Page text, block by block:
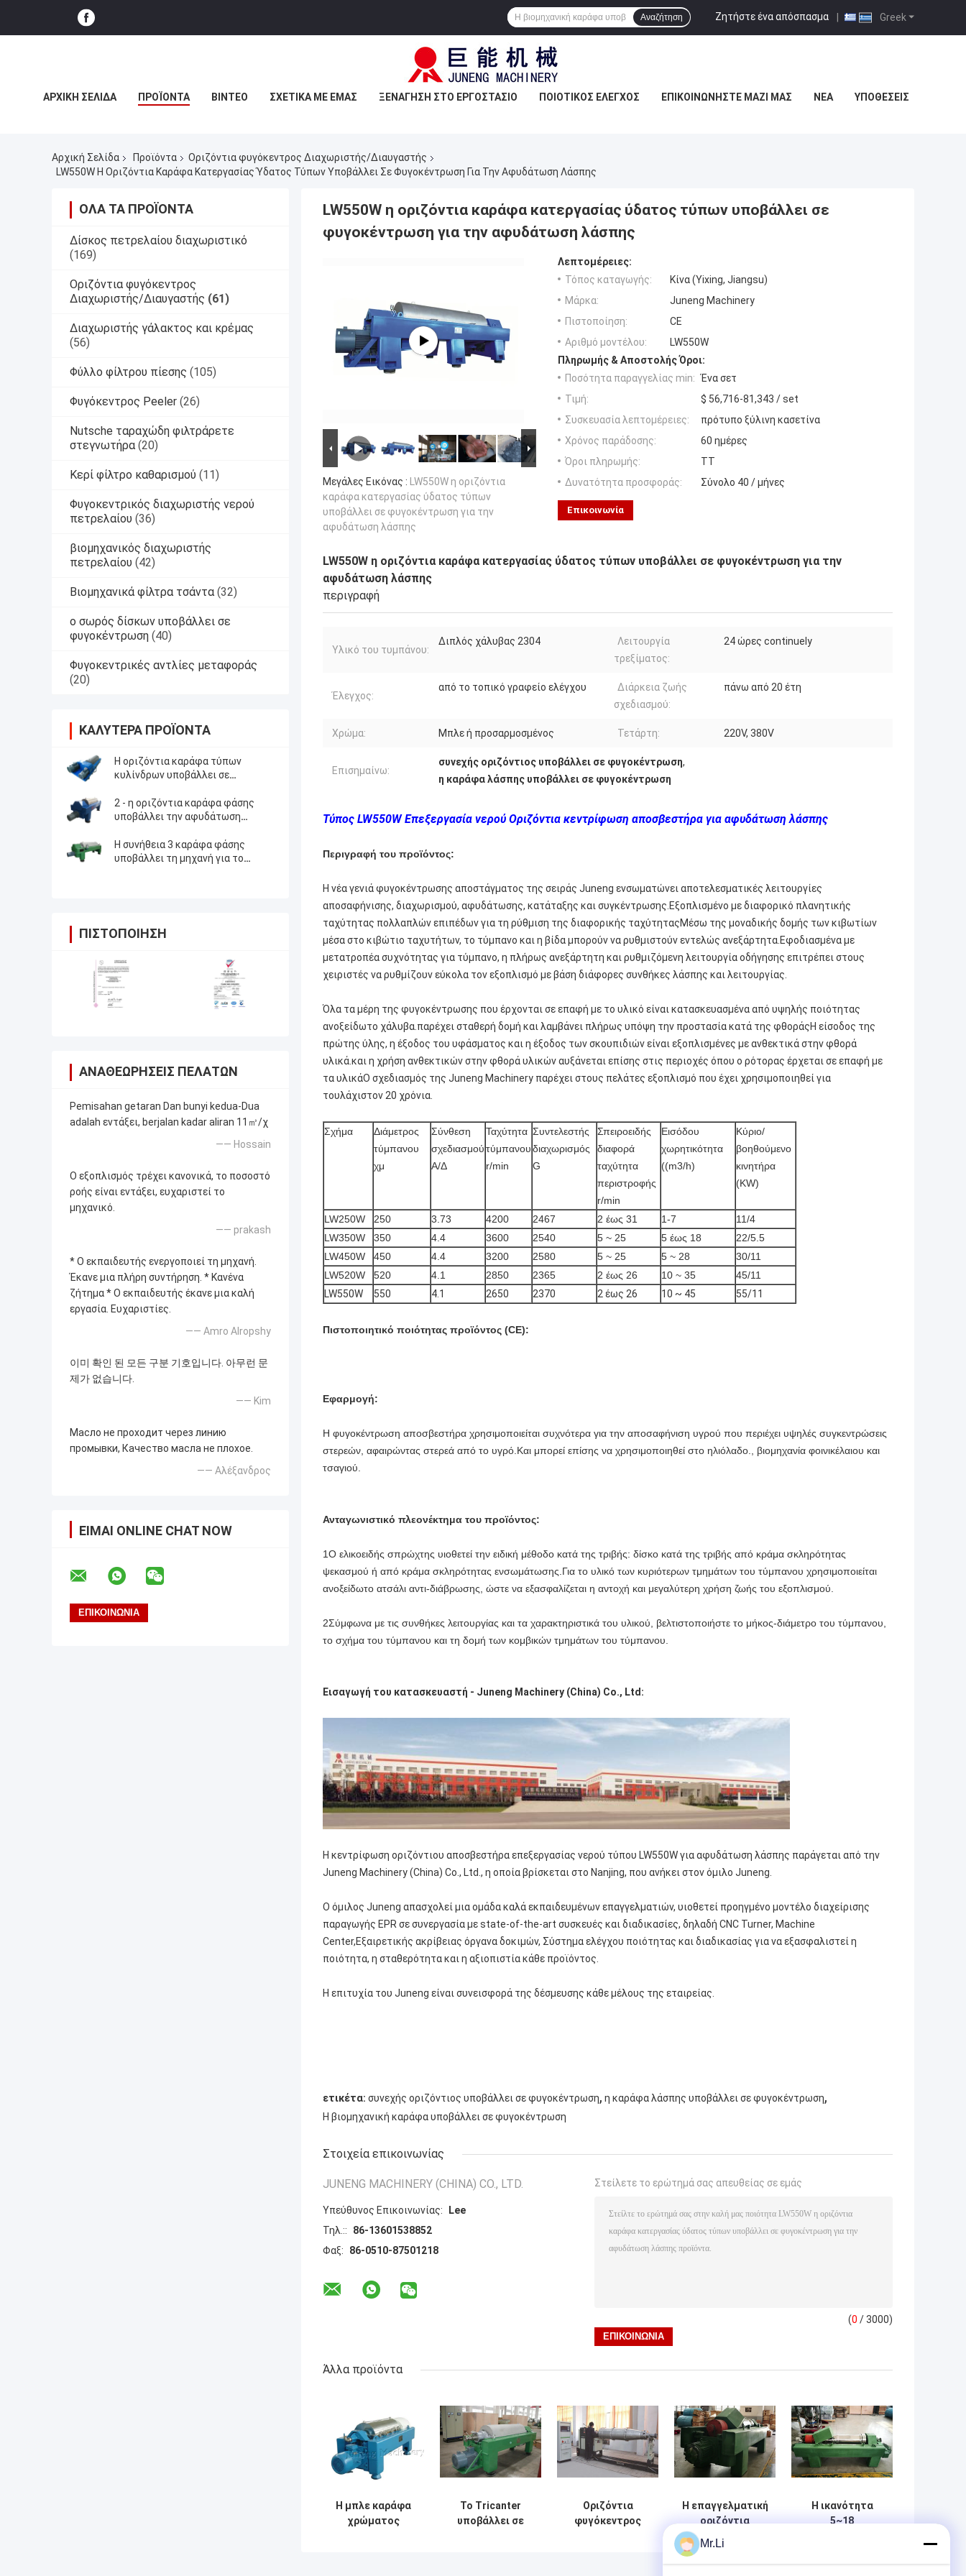
Greek
Ζητήστε ένα απόσπασμα |
Αναζήτηση
ΑΡΧΙΚΉ ΣΕΛΊΔΑ ΠΡΟΪΌΝΤΑ ΒΊΝΤΕΟ ΣΧΕΤΙΚΆ ΜΕ ΕΜΆΣ ΞΕΝΆΓΗΣΗ ΣΤΟ ΕΡΓΟΣΤΆΣΙΟ ΠΟΙΟΤΙΚΌΣ ΈΛΕΓΧΟΣ ΕΠΙΚΟΙΝΩΝΉΣΤΕ ΜΑΖΊ ΜΑΣ ΝΈΑ ΥΠΟΘΈΣΕΙΣ
Αρχική Σελίδα Προϊόντα
Οριζόντια φυγόκεντρος Διαχωριστής/Διαυγαστής
LW550W Η Οριζόντια Καράφα Κατεργασίας Ύδατος Τύπων Υποβάλλει Σε Φυγοκέντρωση Για Την Αφυδάτωση Λάσπης
ΌΛΑ ΤΑ ΠΡΟΪΌΝΤΑ
Δίσκος πετρελαίου διαχωριστικό
(169)
Οριζόντια φυγόκεντρος
Διαχωριστής/Διαυγαστής (61)
Διαχωριστής γάλακτος και κρέμας
(56)
Φύλλο φίλτρου πίεσης (105)
Φυγόκεντρος Peeler (26)
Nutsche ταραχώδη φιλτράρετε
στεγνωτήρα (20)
Κερί φίλτρο καθαρισμού (11)
Φυγοκεντρικός διαχωριστής νερού
πετρελαίου (36)
βιομηχανικός διαχωριστής
πετρελαίου (42)
Βιομηχανικά φίλτρα τσάντα (32)
ο σωρός δίσκων υποβάλλει σε
φυγοκέντρωση (40)
Φυγοκεντρικές αντλίες μεταφοράς
(20)
ΚΑΛΎΤΕΡΑ ΠΡΟΪΌΝΤΑ
Η οριζόντια καράφα τύπων
κυλίνδρων υποβάλλει σε
αποβλήτων
2 - η οριζόντια καράφα φάσης
υποβάλλει την αφυδάτωση
φυγοκέντρωση
Η συνήθεια 3 καράφα φάσης
υποβάλλει τη μηχανή για το
ΠΙΣΤΟΠΟΊΗΣΗ
ΑΝΑΘΕΩΡΉΣΕΙΣ ΠΕΛΑΤΏΝ
Pemisahan getaran Dan bunyi kedua-Dua
adalah εντάξει, berjalan kadar aliran 11㎥/χ
—— Hossain
Ο εξοπλισμός τρέχει κανονικά, το ποσοστό
ροής είναι εντάξει, ευχαριστεί το
μηχανικό.
—— prakash
* Ο εκπαιδευτής ενεργοποιεί τη μηχανή.
Έκανε μια πλήρη συντήρηση. * Κανένα
ζήτημα * Ο εκπαιδευτής έκανε μια καλή
εργασία. Ευχαριστίες.
—— Amro Alropshy
이미 확인 된 모든 구분 기호입니다. 아무런 문
제가 없습니다.
—— Kim
Масло не проходит через линию
промывки, Качество масла не плохое.
—— Αλέξανδρος
ΕΊΜΑΙ ONLINE CHAT NOW
LW550W η οριζόντια καράφα κατεργασίας ύδατος τύπων υποβάλλει σε
φυγοκέντρωση για την αφυδάτωση λάσπης
Μεγάλες Εικόνας : LW550W η οριζόντια
καράφα κατεργασίας ύδατος τύπων
υποβάλλει σε φυγοκέντρωση για την
αφυδάτωση λάσπης
Λεπτομέρειες:
Τόπος καταγωγής:
Κίνα (Yixing, Jiangsu)
Μάρκα:
Juneng Machinery
Πιστοποίηση:
CE
Αριθμό μοντέλου:
LW550W
Πληρωμής & Αποστολής Όροι:
Ποσότητα παραγγελίας min: Ένα σετ
Τιμή:
$ 56,716-81,343 / set
Συσκευασία λεπτομέρειες:
πρότυπο ξύλινη κασετίνα
Χρόνος παράδοσης:
60 ημέρες
Όροι πληρωμής:
TT
Δυνατότητα προσφοράς:
Σύνολο 40 / μήνες
Επικοινωνία
LW550W η οριζόντια καράφα κατεργασίας ύδατος τύπων υποβάλλει σε φυγοκέντρωση για την
αφυδάτωση λάσπης
περιγραφή
Υλικό του τυμπάνου:
Διπλός χάλυβας 2304
Λειτουργία
τρεξίματος:
24 ώρες continuely
Έλεγχος:
από το τοπικό γραφείο ελέγχου
Διάρκεια ζωής
σχεδιασμού:
πάνω από 20 έτη
Χρώμα: Μπλε ή προσαρμοσμένος Τετάρτη: 220V, 380V
Επισημαίνω:
συνεχής οριζόντιος υποβάλλει σε φυγοκέντρωση,
η καράφα λάσπης υποβάλλει σε φυγοκέντρωση
Τύπος LW550W Επεξεργασία νερού Οριζόντια κεντρίφωση αποσβεστήρα για αφυδάτωση λάσπης
Περιγραφή του προϊόντος:
Η νέα γενιά φυγοκέντρωσης αποστάγματος της σειράς Juneng ενσωματώνει αποτελεσματικές λειτουργίες
αποσαφήνισης, διαχωρισμού, αφυδάτωσης, κατάταξης και συγκέντρωσης.Εξοπλισμένο με διαφορικό πλανητικής
ταχύτητας πολλαπλών επιπέδων για τη ρύθμιση της διαφορικής ταχύτηταςΜέσω της μοναδικής δομής των κιβωτίων
μέσα στο κιβώτιο ταχυτήτων, το τύμπανο και η βίδα μπορούν να ρυθμιστούν εντελώς ανεξάρτητα.Εφοδιασμένα με
μετατροπέα συχνότητας για τύμπανο, η πλήρως ανεξάρτητη και ρυθμιζόμενη λειτουργία οδήγησης επιτρέπει στους
χειριστές να ρυθμίζουν εύκολα τον εξοπλισμό με βάση διάφορες συνθήκες λάσπης και λειτουργίας.
Όλα τα μέρη της φυγοκέντρωσης που έρχονται σε επαφή με το υλικό είναι κατασκευασμένα από υψηλής ποιότητας
ανοξείδωτο χάλυβα.παρέχει σταθερή δομή και λαμβάνει πλήρως υπόψη την προστασία κατά της φθοράςΗ είσοδος της
πρώτης ύλης, η έξοδος του υφάσματος και η έξοδος των σκουπιδιών είναι εξοπλισμένες με ανθεκτικά στην φθορά
υλικά.και η χρήση ανθεκτικών στην φθορά υλικών αυξάνεται επίσης στις περιοχές όπου ο ρότορας έρχεται σε επαφή με
τα υλικάΟ σχεδιασμός της Juneng Machinery παρέχει στους πελάτες εξοπλισμό που έχει χρησιμοποιηθεί για
τουλάχιστον 20 χρόνια.
Σχήμα
Διάμετρος
τύμπανου
χμ
Σύνθεση
σχεδιασμού
Α/Δ
Ταχύτητα
τύμπανου
r/min
Συντελεστής
διαχωρισμός
G
Σπειροειδής
διαφορά
ταχύτητα
περιστροφής
r/min
Εισόδου
χωρητικότητα
((m3/h)
Κύριο/
βοηθούμενο
κινητήρα
(KW)
LW250W 250 3.73 4200 2467 2 έως 31 1-7
11/4
LW350W
350 4.4 3600 2540 5 ~ 25 5 έως 18
22/5.5
LW450W
450 4.4 3200 2580 5 ~ 25 5 ~ 28
30/11
LW520W
520 4.1 2850 2365 2 έως 26 10 ~ 35
45/11
LW550W
550 4.1 2650 2370 2 έως 26 10 ~ 45 55/11
Πιστοποιητικό ποιότητας προϊόντος (CE):
Εφαρμογή:
Η φυγοκέντρωση αποσβεστήρα χρησιμοποιείται συχνότερα για την αποσαφήνιση υγρού που περιέχει υψηλές συγκεντρώσεις
στερεών, αφαιρώντας στερεά από το υγρό.Και μπορεί επίσης να χρησιμοποιηθεί στο ηλιόλαδο., βιομηχανία φοινικέλαιου και
τσαγιού.
Ανταγωνιστικό πλεονέκτημα του προϊόντος:
1Ο ελικοειδής σπρώχτης υιοθετεί την ειδική μέθοδο κατά της τριβής: δίσκο κατά της τριβής από κράμα σκληρότητας
ψεκασμού ή από κράμα σκληρότητας ενσωμάτωσης.Για το υλικό των κυριότερων τμημάτων του τύμπανου χρησιμοποιείται
ανοξείδωτο ατσάλι αντι-διάβρωσης, ώστε να εξασφαλίζεται η αντοχή και μεγαλύτερη χρήση ζωής του εξοπλισμού.
2Σύμφωνα με τις συνθήκες λειτουργίας και τα χαρακτηριστικά του υλικού, βελτιστοποιήστε το μήκος-διάμετρο του τύμπανου,
το σχήμα του τύμπανου και τη δομή των κομβικών τμημάτων του τύμπανου.
Εισαγωγή του κατασκευαστή - Juneng Machinery (China) Co., Ltd:
Η κεντρίφωση οριζόντιου αποσβεστήρα επεξεργασίας νερού τύπου LW550W για αφυδάτωση λάσπης παράγεται από την
Juneng Machinery (China) Co., Ltd., η οποία βρίσκεται στο Nanjing, που ανήκει στον όμιλο Juneng.
Ο όμιλος Juneng απασχολεί μια ομάδα καλά εκπαιδευμένων επαγγελματιών, υιοθετεί προηγμένο μοντέλο διαχείρισης
παραγωγής EPR σε συνεργασία με state-of-the-art συσκευές και διαδικασίες, δηλαδή CNC Turner, Machine
Center,Εξαιρετικής ακρίβειας όργανα δοκιμών, Σύστημα ελέγχου ποιότητας και διαδικασίας για να εξασφαλιστεί η
ποιότητα, η σταθερότητα και η αξιοπιστία κάθε προϊόντος.
Η επιτυχία του Juneng είναι συνεισφορά της δέσμευσης κάθε μέλους της εταιρείας.
ετικέτα: συνεχής οριζόντιος υποβάλλει σε φυγοκέντρωση, η καράφα λάσπης υποβάλλει σε φυγοκέντρωση,
Η βιομηχανική καράφα υποβάλλει σε φυγοκέντρωση
Στοιχεία επικοινωνίας
JUNENG MACHINERY (CHINA) CO., LTD.
Υπεύθυνος Επικοινωνίας:
Lee
Τηλ.::
86-13601538852
Φαξ:
86-0510-87501218
Στείλετε το ερώτημά σας απευθείας σε εμάς
(0 / 3000)
Άλλα προϊόντα
Η μπλε καράφα
χρώματος
Το Tricanter
υποβάλλει σε
Οριζόντια
φυγόκεντρος
Η επαγγελματική
οριζόντια
υποβάλλει σε
φυγοκέντρωση
Η ικανότητα
5~18
M3/H υποβάλλει
Mr.Li